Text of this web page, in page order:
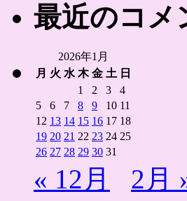
最近のコメ
2026年1月
月 火 水 木 金 土 日
1
2 3
4
5
6 7 8 9 10 11
12 13 14 15 16 17 18
19 20 21 22 23 24 25
26 27 28 29 30 31
« 12月 2月